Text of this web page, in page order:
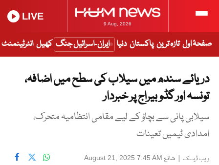
9 Aug, 2026
LIVE
صفحۂ اول تازہ ترین پاکستان دنیا ایران-اسرائیل جنگ کھیل انٹرٹینمنٹ
دریائے سندھ میں سیلاب کی سطح میں اضافہ،
تونسہ اور گڈو بیراج پر خبردار
سیلابی پانی سے بچاؤ کے لیے مقامی انتظامیہ متحرک،
امدادی ٹیمیں تعینات
ویب ڈیسک | شائع August 21, 2025 7:45 AM